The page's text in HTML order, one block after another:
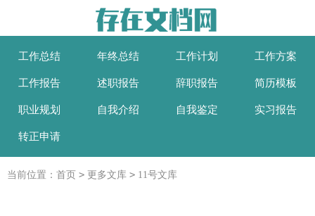
工作总结 年终总结 工作计划 工作方案
工作报告 述职报告 辞职报告 简历模板
职业规划 自我介绍 自我鉴定 实习报告
转正申请
当前位置： 首页 > 更多文库 > 11号文库